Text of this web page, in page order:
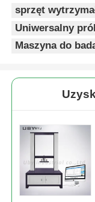
sprzęt
Uniwersalny
Maszyna do